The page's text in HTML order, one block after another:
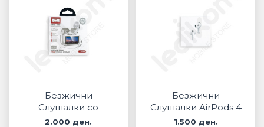
Безжични
Слушалки со
Дисплеј TWS40
2.000 ден.
Безжични
Слушалки AirPods 4
1.500 ден.